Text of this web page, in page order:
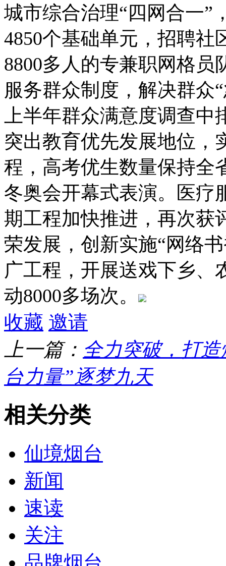
城市综合治理“四网合一”
4850个基础单元，招聘社
8800多人的专兼职网格
服务群众制度，解决群众
上半年群众满意度调查
突出教育优先发展地位，
程，高考优生数量保持全
冬奥会开幕式表演。医疗
期工程加快推进，再次获
荣发展，创新实施“网络
广工程，开展送戏下乡、
动8000多场次。
收藏 邀请
上一篇： 全力突破，打
台力量”逐梦九天
相关分类
仙境烟台
新闻
速读
关注